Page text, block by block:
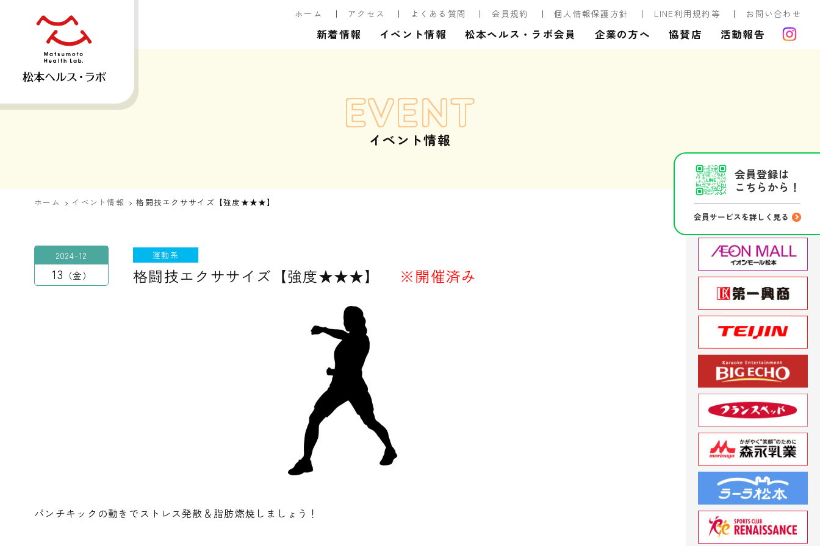
ホーム アクセス よくある質問 会員規約 個人情報保護方針 LINE利用規約等 お問い合わせ
新着情報 イベント情報 松本ヘルス・ラボ会員 企業の方へ 協賛店 活動報告
EVENT
イベント情報
ホーム イベント情報 格闘技エクササイズ【強度★★★】
2024-12
13 金
運動系
格闘技エクササイズ【強度★★★】 ※開催済み
パンチキックの動きでストレス発散＆脂肪燃焼しましょう！
会員登録は
こちらから！
会員サービスを詳しく見る